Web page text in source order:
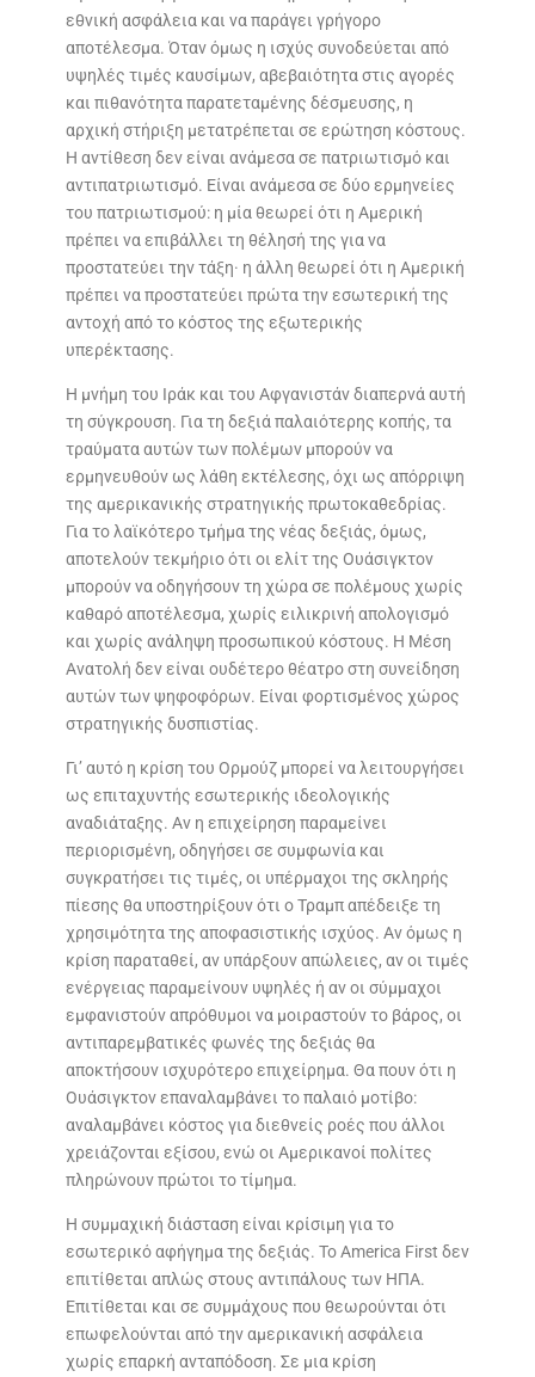
εθνική ασφάλεια και να παράγει γρήγορο
αποτέλεσμα. Όταν όμως η ισχύς συνοδεύεται από
υψηλές τιμές καυσίμων, αβεβαιότητα στις αγορές
και πιθανότητα παρατεταμένης δέσμευσης, η
αρχική στήριξη μετατρέπεται σε ερώτηση κόστους.
Η αντίθεση δεν είναι ανάμεσα σε πατριωτισμό και
αντιπατριωτισμό. Είναι ανάμεσα σε δύο ερμηνείες
του πατριωτισμού: η μία θεωρεί ότι η Αμερική
πρέπει να επιβάλλει τη θέλησή της για να
προστατεύει την τάξη· η άλλη θεωρεί ότι η Αμερική
πρέπει να προστατεύει πρώτα την εσωτερική της
αντοχή από το κόστος της εξωτερικής
υπερέκτασης.
Η μνήμη του Ιράκ και του Αφγανιστάν διαπερνά αυτή
τη σύγκρουση. Για τη δεξιά παλαιότερης κοπής, τα
τραύματα αυτών των πολέμων μπορούν να
ερμηνευθούν ως λάθη εκτέλεσης, όχι ως απόρριψη
της αμερικανικής στρατηγικής πρωτοκαθεδρίας.
Για το λαϊκότερο τμήμα της νέας δεξιάς, όμως,
αποτελούν τεκμήριο ότι οι ελίτ της Ουάσιγκτον
μπορούν να οδηγήσουν τη χώρα σε πολέμους χωρίς
καθαρό αποτέλεσμα, χωρίς ειλικρινή απολογισμό
και χωρίς ανάληψη προσωπικού κόστους. Η Μέση
Ανατολή δεν είναι ουδέτερο θέατρο στη συνείδηση
αυτών των ψηφοφόρων. Είναι φορτισμένος χώρος
στρατηγικής δυσπιστίας.
Γι’ αυτό η κρίση του Ορμούζ μπορεί να λειτουργήσει
ως επιταχυντής εσωτερικής ιδεολογικής
αναδιάταξης. Αν η επιχείρηση παραμείνει
περιορισμένη, οδηγήσει σε συμφωνία και
συγκρατήσει τις τιμές, οι υπέρμαχοι της σκληρής
πίεσης θα υποστηρίξουν ότι ο Τραμπ απέδειξε τη
χρησιμότητα της αποφασιστικής ισχύος. Αν όμως η
κρίση παραταθεί, αν υπάρξουν απώλειες, αν οι τιμές
ενέργειας παραμείνουν υψηλές ή αν οι σύμμαχοι
εμφανιστούν απρόθυμοι να μοιραστούν το βάρος, οι
αντιπαρεμβατικές φωνές της δεξιάς θα
αποκτήσουν ισχυρότερο επιχείρημα. Θα πουν ότι η
Ουάσιγκτον επαναλαμβάνει το παλαιό μοτίβο:
αναλαμβάνει κόστος για διεθνείς ροές που άλλοι
χρειάζονται εξίσου, ενώ οι Αμερικανοί πολίτες
πληρώνουν πρώτοι το τίμημα.
Η συμμαχική διάσταση είναι κρίσιμη για το
εσωτερικό αφήγημα της δεξιάς. Το America First δεν
επιτίθεται απλώς στους αντιπάλους των ΗΠΑ.
Επιτίθεται και σε συμμάχους που θεωρούνται ότι
επωφελούνται από την αμερικανική ασφάλεια
χωρίς επαρκή ανταπόδοση. Σε μια κρίση